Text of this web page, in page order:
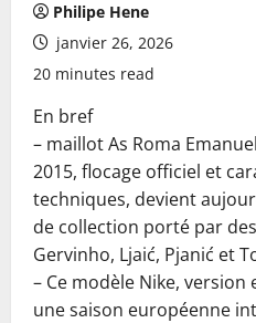
Philipe Hene
janvier 26, 2026
20 minutes read
En bref
– maillot As Roma
2015, flocage officiel et
techniques, devient
de collection porté par
Gervinho, Ljaić, Pjanić et
– Ce modèle Nike, version
une saison européenne